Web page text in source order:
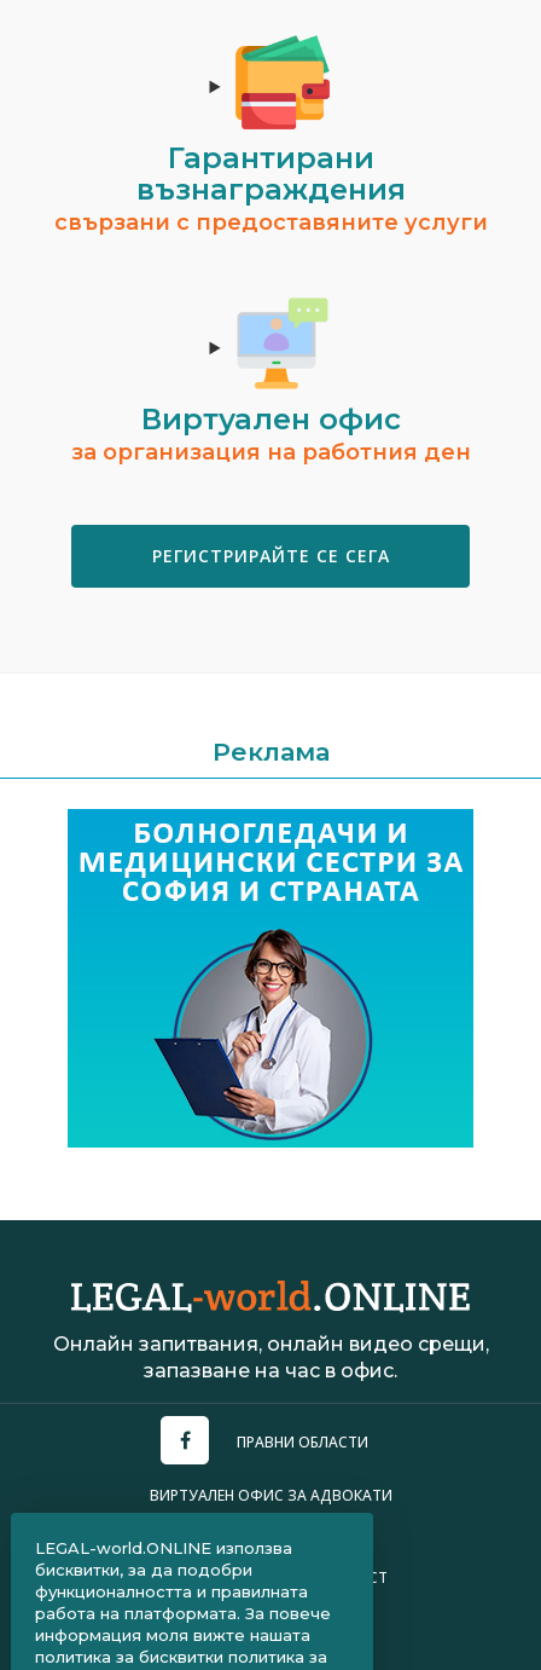
Гарантирани
възнаграждения
свързани с предоставяните услуги
Виртуален офис
за организация на работния ден
РЕГИСТРИРАЙТЕ СЕ СЕГА
Реклама
Онлайн запитвания, онлайн видео срещи,
запазване на час в офис.
ПРАВНИ ОБЛАСТИ
ВИРТУАЛЕН ОФИС ЗА АДВОКАТИ
ПОЛИТИКА ЗА ПОВЕРИТЕЛНОСТ
ЧЗВ ЗА КЛИЕНТИ
ЧЗВ ЗА АДВОКАТИ
LEGAL-world.ONLINE използва
бисквитки, за да подобри
функционалността и правилната
работа на платформата. За повече
информация моля вижте нашата
политика за бисквитки политика за